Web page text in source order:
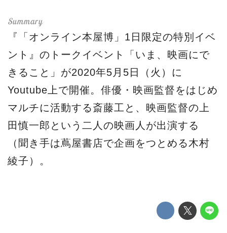
『「オンライン本屋博」1日限定の特別イベ
ント』のトークイベント「いま、映画にで
きること」が2020年5月5日（火）に
Youtube上で開催。俳優・映画監督をはじめ
マルチに活動する斎藤工と、映画監督の上
田慎一郎という二人の映画人が出演する
（聞き手は蔦屋書店で企画をつとめる木村
綾子）。